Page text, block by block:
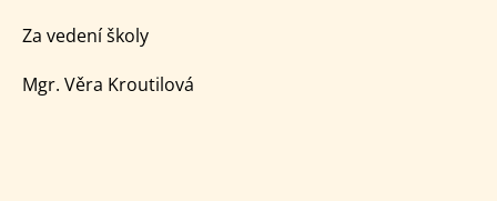
Za vedení školy
Mgr. Věra Kroutilová